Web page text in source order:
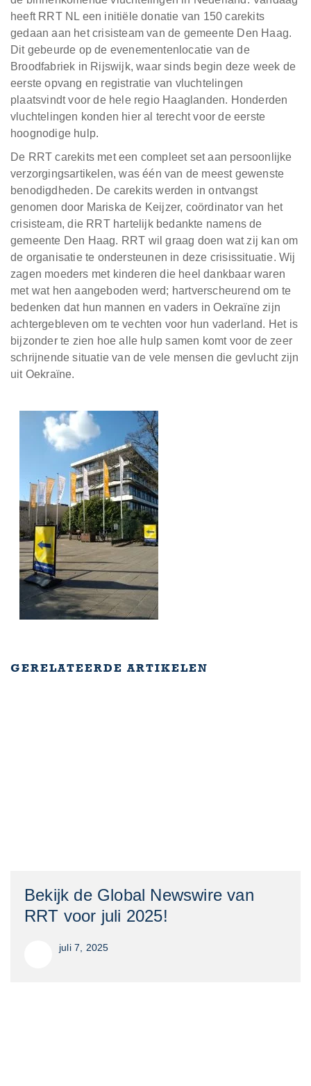
heeft RRT NL een initiële donatie van 150 carekits
gedaan aan het crisisteam van de gemeente Den Haag.
Dit gebeurde op de evenementenlocatie van de
Broodfabriek in Rijswijk, waar sinds begin deze week de
eerste opvang en registratie van vluchtelingen
plaatsvindt voor de hele regio Haaglanden. Honderden
vluchtelingen konden hier al terecht voor de eerste
hoognodige hulp.
De RRT carekits met een compleet set aan persoonlijke
verzorgingsartikelen, was één van de meest gewenste
benodigdheden. De carekits werden in ontvangst
genomen door Mariska de Keijzer, coördinator van het
crisisteam, die RRT hartelijk bedankte namens de
gemeente Den Haag. RRT wil graag doen wat zij kan om
de organisatie te ondersteunen in deze crisissituatie. Wij
zagen moeders met kinderen die heel dankbaar waren
met wat hen aangeboden werd; hartverscheurend om te
bedenken dat hun mannen en vaders in Oekraïne zijn
achtergebleven om te vechten voor hun vaderland. Het is
bijzonder te zien hoe alle hulp samen komt voor de zeer
schrijnende situatie van de vele mensen die gevlucht zijn
uit Oekraïne.
GERELATEERDE ARTIKELEN
Bekijk de Global Newswire van
RRT voor juli 2025!
juli 7, 2025